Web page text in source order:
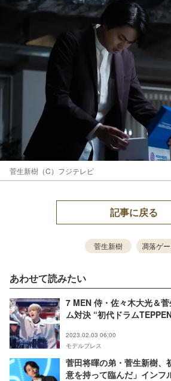
菅生新樹（C）フジテレビ
記事に戻る
菅生新樹 凋落ゲ
あわせて読みたい
7 MEN 侍・佐々木大光＆
ム対決 “初代ドラム
2023.02.03 06:00
モデルプレス
菅田将暉の弟・菅生新樹、
意を持って臨んだ」インフ